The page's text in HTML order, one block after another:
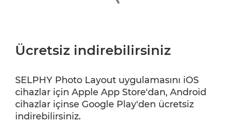
Ücretsiz indirebilirsiniz
SELPHY Photo Layout uygulamasını iOS
cihazlar için Apple App Store'dan, Android
cihazlar içinse Google Play'den ücretsiz
indirebilirsiniz.